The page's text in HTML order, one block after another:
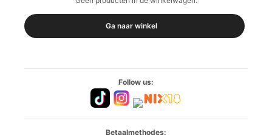
Ga naar winkel
Follow us:
Betaalmethodes: